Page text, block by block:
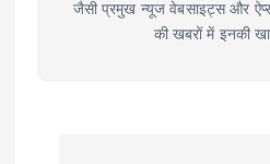
जैसी प्रमुख न्यूज वेबसाइट्स और
की खबरों में इनकी